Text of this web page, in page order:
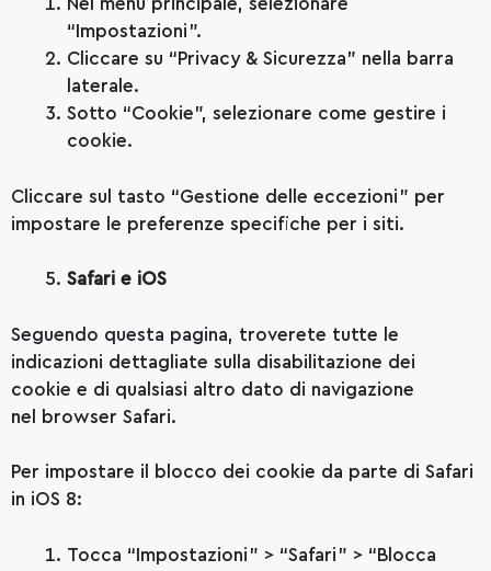
Nel menu principale, selezionare
“Impostazioni”.
Cliccare su “Privacy & Sicurezza” nella barra
laterale.
Sotto “Cookie”, selezionare come gestire i
cookie.
Cliccare sul tasto “Gestione delle eccezioni” per
impostare le preferenze specifiche per i siti.
Safari e iOS
Seguendo questa pagina, troverete tutte le
indicazioni dettagliate sulla disabilitazione dei
cookie e di qualsiasi altro dato di navigazione
nel browser Safari.
Per impostare il blocco dei cookie da parte di Safari
in iOS 8:
Tocca “Impostazioni” > “Safari” > “Blocca